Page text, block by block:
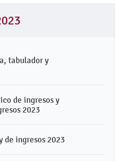
tabulador y
de ingresos y
2023
de ingresos 2023